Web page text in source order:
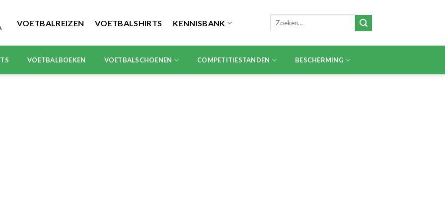
VOETBALREIZEN VOETBALSHIRTS KENNISBANK
Zoeken
VOETBALBOEKEN VOETBALSCHOENEN COMPETITIESTANDEN BESCHERMING